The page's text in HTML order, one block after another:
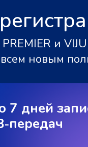
и
новым
7 дней